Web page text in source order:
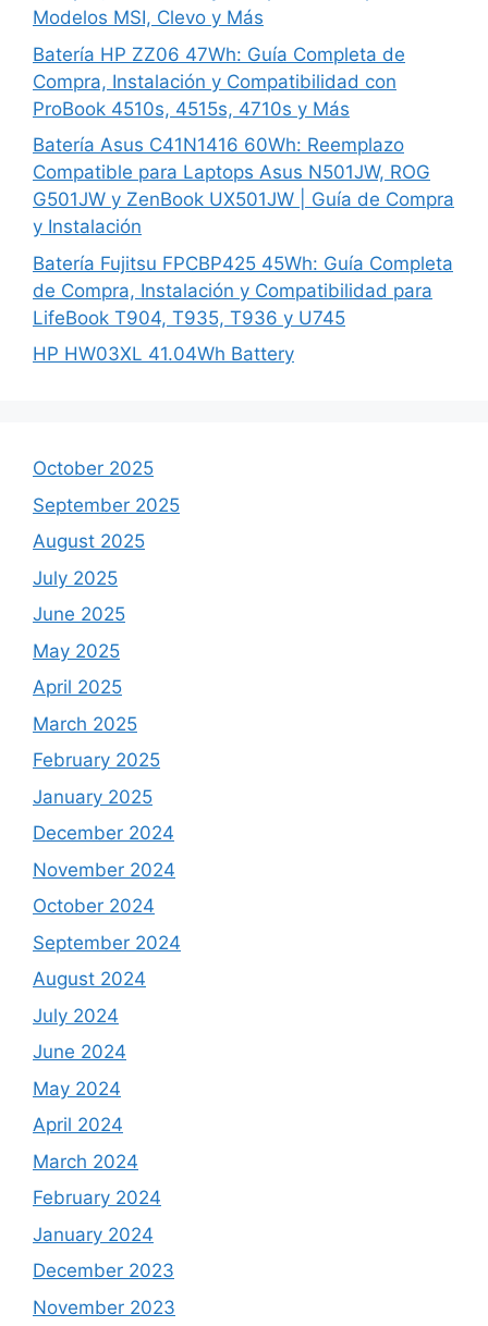
Modelos MSI, Clevo y Más
Batería HP ZZ06 47Wh: Guía Completa de
Compra, Instalación y Compatibilidad con
ProBook 4510s, 4515s, 4710s y Más
Batería Asus C41N1416 60Wh: Reemplazo
Compatible para Laptops Asus N501JW, ROG
G501JW y ZenBook UX501JW | Guía de Compra
y Instalación
Batería Fujitsu FPCBP425 45Wh: Guía Completa
de Compra, Instalación y Compatibilidad para
LifeBook T904, T935, T936 y U745
HP HW03XL 41.04Wh Battery
October 2025
September 2025
August 2025
July 2025
June 2025
May 2025
April 2025
March 2025
February 2025
January 2025
December 2024
November 2024
October 2024
September 2024
August 2024
July 2024
June 2024
May 2024
April 2024
March 2024
February 2024
January 2024
December 2023
November 2023